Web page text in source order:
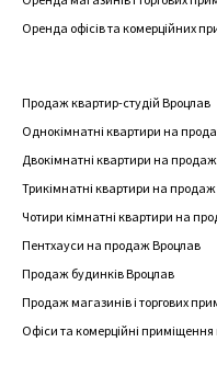
Оренда офісів та комерційних
Продаж квартир-студій Вроцлав
Однокімнатні квартири на
Двокімнатні квартири на
Трикімнатні квартири на
Чотири кімнатні квартири на
Пентхауси на продаж Вроцлав
Продаж будинків Вроцлав
Продаж магазинів і торгових
Офіси та комерційні